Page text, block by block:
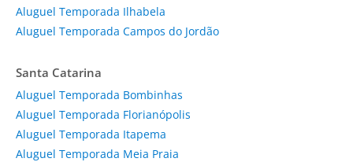
Aluguel Temporada Ilhabela
Aluguel Temporada Campos do Jordão
Santa Catarina
Aluguel Temporada Bombinhas
Aluguel Temporada Florianópolis
Aluguel Temporada Itapema
Aluguel Temporada Meia Praia